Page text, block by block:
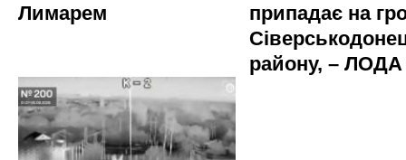
Лимарем
припадає на
району, – ЛОДА